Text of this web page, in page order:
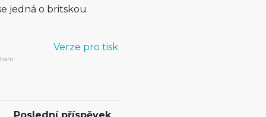
jedná o britskou
Verze pro tisk